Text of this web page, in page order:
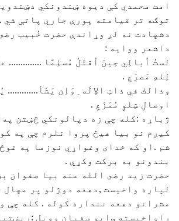
امت محمدي كې ديوه ښندونكي
توګه تر قيامته پورې جاري پاتې شي .
دشهادت نه لږ وړاندې حضرت خُبيب
داشعر ووايه :
لستُ اُبالِي حِينَ اُقتَلُ مُسلِمًا ..............
لِلهِ مَصرَعِ .
وذالك في ذاتِ الاِلَه ِوَاِن يَشَأ.............
اوصالِ شِلوٍ مُمَزَعِ .
ژباړه :كله چې زه دپالونكي څښتن په
كيږم نو بيا هيڅ پروا نلرم چې په
شم .او كه خدای وغواړي نوزما په
بندونو به بركت وكړي .
حضرت زيد رضى الله عنه بيا صفوان
لپاره واخيست ,دهغه دوژلو پر مهال
مشرانو دهغه ننداره كوله . كله چې
راواخيسته ,,ابو سفيان وويل